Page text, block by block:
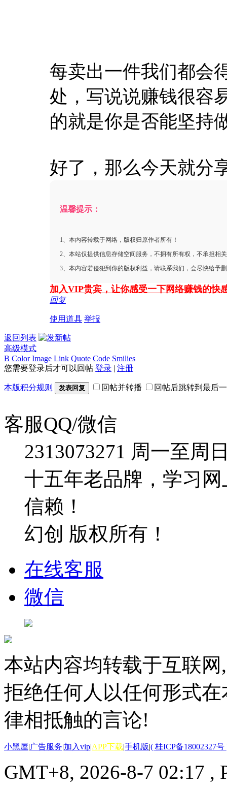
每卖出一件我们都会
处，写说说赚钱很容
的就是你是否能坚持
好了，那么今天就分
温馨提示：
1、本内容转载于网络，版权归原作者所有！
2、本站仅提供信息存储空间服务，不拥有所有权，不承担相
3、本内容若侵犯到你的版权利益，请联系我们，会尽快给予
加入VIP贵宾，让你感受一下网络赚钱的快
回复
使用道具 举报
返回列表
高级模式
B Color Image Link Quote Code Smilies
您需要登录后才可以回帖 登录 | 注册
本版积分规则 发表回复 回帖并转播 回帖后跳转到最后
客服QQ/微信
2313073271 周一至周
十五年老品牌，学习
信赖！
幻创 版权所有！
在线客服
微信
本站内容均转载于互联
拒绝任何人以任何形式
律相抵触的言论!
小黑屋|广告服务|加入vip|APP下载|手机版|( 桂ICP备18002327号
GMT+8, 2026-8-7 02:17 ,